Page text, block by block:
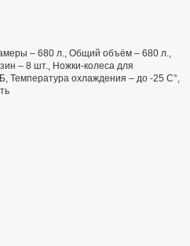
– 680 л., Общий объём – 680 л.,
– 8 шт., Ножки-колеса для
Температура охлаждения – до -25 С°,